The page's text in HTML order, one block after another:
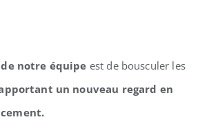
notre équipe est de bousculer les
un nouveau regard en